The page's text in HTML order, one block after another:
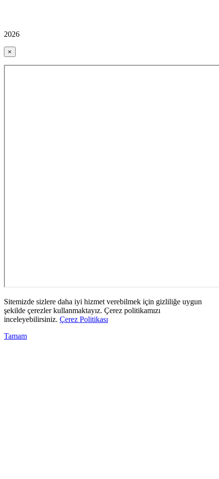
2026
×
Sitemizde sizlere daha iyi hizmet verebilmek için gizliliğe uygun
şekilde çerezler kullanmaktayız. Çerez politikamızı
inceleyebilirsiniz. Çerez Politikası
Tamam